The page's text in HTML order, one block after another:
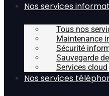
Nos services
Tous nos
Maintenance
Sécurité
Sauvegarde
Services cloud
Nos services